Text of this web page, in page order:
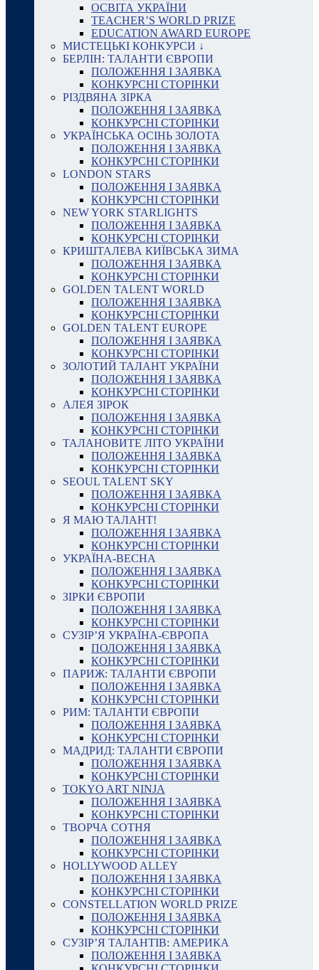
ОСВІТА УКРАЇНИ
TEACHER’S WORLD PRIZE
EDUCATION AWARD EUROPE
МИСТЕЦЬКІ КОНКУРСИ ↓
БЕРЛІН: ТАЛАНТИ ЄВРОПИ
ПОЛОЖЕННЯ І ЗАЯВКА
КОНКУРСНІ СТОРІНКИ
РІЗДВЯНА ЗІРКА
ПОЛОЖЕННЯ І ЗАЯВКА
КОНКУРСНІ СТОРІНКИ
УКРАЇНСЬКА ОСІНЬ ЗОЛОТА
ПОЛОЖЕННЯ І ЗАЯВКА
КОНКУРСНІ СТОРІНКИ
LONDON STARS
ПОЛОЖЕННЯ І ЗАЯВКА
КОНКУРСНІ СТОРІНКИ
NEW YORK STARLIGHTS
ПОЛОЖЕННЯ І ЗАЯВКА
КОНКУРСНІ СТОРІНКИ
КРИШТАЛЕВА КИЇВСЬКА ЗИМА
ПОЛОЖЕННЯ І ЗАЯВКА
КОНКУРСНІ СТОРІНКИ
GOLDEN TALENT WORLD
ПОЛОЖЕННЯ І ЗАЯВКА
КОНКУРСНІ СТОРІНКИ
GOLDEN TALENT EUROPE
ПОЛОЖЕННЯ І ЗАЯВКА
КОНКУРСНІ СТОРІНКИ
ЗОЛОТИЙ ТАЛАНТ УКРАЇНИ
ПОЛОЖЕННЯ І ЗАЯВКА
КОНКУРСНІ СТОРІНКИ
АЛЕЯ ЗІРОК
ПОЛОЖЕННЯ І ЗАЯВКА
КОНКУРСНІ СТОРІНКИ
ТАЛАНОВИТЕ ЛІТО УКРАЇНИ
ПОЛОЖЕННЯ І ЗАЯВКА
КОНКУРСНІ СТОРІНКИ
SEOUL TALENT SKY
ПОЛОЖЕННЯ І ЗАЯВКА
КОНКУРСНІ СТОРІНКИ
Я МАЮ ТАЛАНТ!
ПОЛОЖЕННЯ І ЗАЯВКА
КОНКУРСНІ СТОРІНКИ
УКРАЇНА-ВЕСНА
ПОЛОЖЕННЯ І ЗАЯВКА
КОНКУРСНІ СТОРІНКИ
ЗІРКИ ЄВРОПИ
ПОЛОЖЕННЯ І ЗАЯВКА
КОНКУРСНІ СТОРІНКИ
СУЗІР’Я УКРАЇНА-ЄВРОПА
ПОЛОЖЕННЯ І ЗАЯВКА
КОНКУРСНІ СТОРІНКИ
ПАРИЖ: ТАЛАНТИ ЄВРОПИ
ПОЛОЖЕННЯ І ЗАЯВКА
КОНКУРСНІ СТОРІНКИ
РИМ: ТАЛАНТИ ЄВРОПИ
ПОЛОЖЕННЯ І ЗАЯВКА
КОНКУРСНІ СТОРІНКИ
МАДРИД: ТАЛАНТИ ЄВРОПИ
ПОЛОЖЕННЯ І ЗАЯВКА
КОНКУРСНІ СТОРІНКИ
TOKYO ART NINJA
ПОЛОЖЕННЯ І ЗАЯВКА
КОНКУРСНІ СТОРІНКИ
ТВОРЧА СОТНЯ
ПОЛОЖЕННЯ І ЗАЯВКА
КОНКУРСНІ СТОРІНКИ
HOLLYWOOD ALLEY
ПОЛОЖЕННЯ І ЗАЯВКА
КОНКУРСНІ СТОРІНКИ
CONSTELLATION WORLD PRIZE
ПОЛОЖЕННЯ І ЗАЯВКА
КОНКУРСНІ СТОРІНКИ
СУЗІР’Я ТАЛАНТІВ: АМЕРИКА
ПОЛОЖЕННЯ І ЗАЯВКА